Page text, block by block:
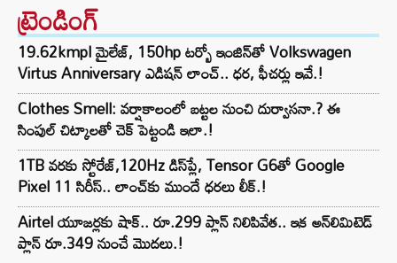
ట్రెండింగ్‌
19.62kmpl మైలేజ్, 150hp టర్బో ఇంజిన్‌తో Volkswagen
Virtus Anniversary ఎడిషన్ లాంచ్.. ధర, ఫీచర్లు ఇవే.!
Clothes Smell: వర్షాకాలంలో బట్టల నుంచి దుర్వాసనా.? ఈ
సింపుల్ చిట్కాలతో చెక్ పెట్టండి ఇలా.!
1TB వరకు స్టోరేజ్,120Hz డిస్‌ప్లే, Tensor G6తో Google
Pixel 11 సిరీస్.. లాంచ్⁭కు ముందే ధరలు లీక్.!
Airtel యూజర్లకు షాక్.. రూ.299 ప్లాన్ నిలిపివేత.. ఇక అన్‌లిమిటెడ్
ప్లాన్ రూ.349 నుంచే మొదలు.!